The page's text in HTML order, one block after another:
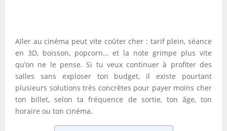
Aller au cinéma peut vite coûter cher : tarif plein, séance
en 3D, boisson, popcorn… et la note grimpe plus vite
qu’on ne le pense. Si tu veux continuer à profiter des
salles sans exploser ton budget, il existe pourtant
plusieurs solutions très concrètes pour payer moins cher
ton billet, selon ta fréquence de sortie, ton âge, ton
horaire ou ton cinéma.